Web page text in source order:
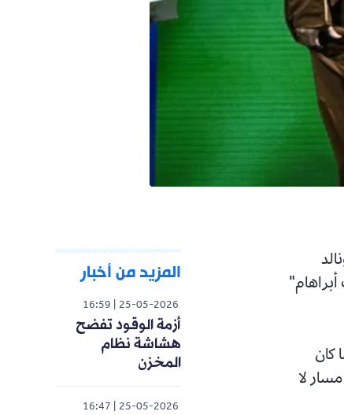
أبراهام"
كان
لا
المزيد من أخبار
25-05-2026
16:59
أزمة الوقود تفضح
هشاشة نظام
المخزن
25-05-2026
16:47